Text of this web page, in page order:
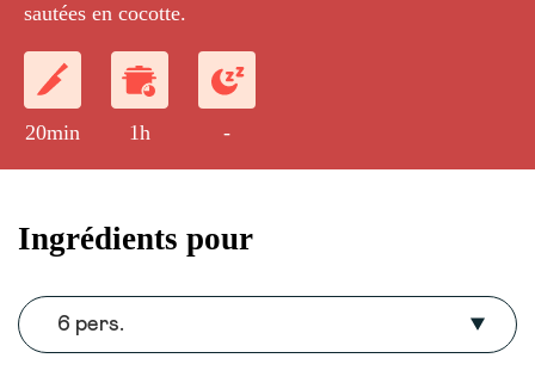
sautées en cocotte.
20min 1h -
Ingrédients pour
6 pers.